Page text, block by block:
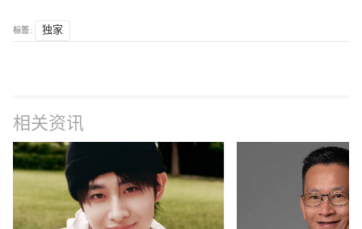
标签 : 独家
相关资讯